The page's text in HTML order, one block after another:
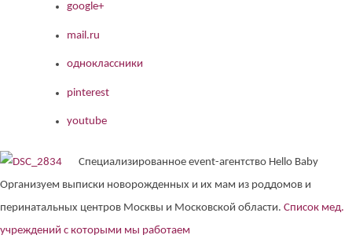
google+
mail.ru
одноклассники
pinterest
youtube
Специализированное event-агентство Hello Baby
Организуем выписки новорожденных и их мам из роддомов и
перинатальных центров Москвы и Московской области. Список мед.
учреждений с которыми мы работаем